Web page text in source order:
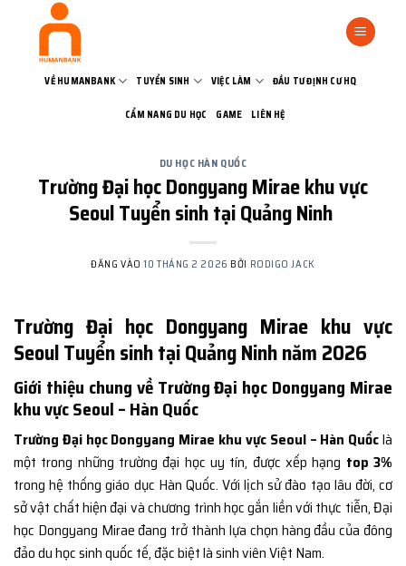
VỀ HUMANBANK TUYỂN SINH VIỆC LÀM ĐẦU TƯ ĐỊNH CƯ HQ
CẨM NANG DU HỌC GAME LIÊN HỆ
DU HỌC HÀN QUỐC
Trường Đại học Dongyang Mirae khu vực
Seoul Tuyển sinh tại Quảng Ninh
ĐĂNG VÀO10 THÁNG 2 2026 BỞI RODIGO JACK
Trường Đại học Dongyang Mirae khu vực
Seoul Tuyển sinh tại Quảng Ninh năm 2026
Giới thiệu chung về Trường Đại học Dongyang Mirae
khu vực Seoul – Hàn Quốc
Trường Đại học Dongyang Mirae khu vực Seoul – Hàn Quốclà
một trong những trường đại học uy tín, được xếp hạng top 3%
trong hệ thống giáo dục Hàn Quốc. Với lịch sử đào tạo lâu đời, cơ
sở vật chất hiện đại và chương trình học gắn liền với thực tiễn, Đại
học Dongyang Mirae đang trở thành lựa chọn hàng đầu của đông
đảo du học sinh quốc tế, đặc biệt là sinh viên Việt Nam.